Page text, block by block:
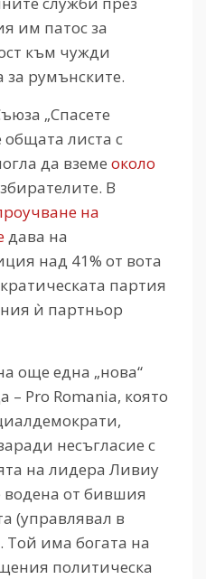
им патос за
към чужди
за румънските.
„Спасете
общата листа с
да вземе около
В
на
дава на
над 41% от вота
партия
ѝ партньор
още една „нова“
– Pro Romania, която
несъгласие с
на лидера Ливиу
водена от бившия
(управлявал в
Той има богата на
политическа